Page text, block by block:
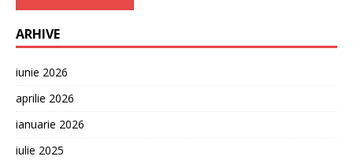
ARHIVE
iunie 2026
aprilie 2026
ianuarie 2026
iulie 2025